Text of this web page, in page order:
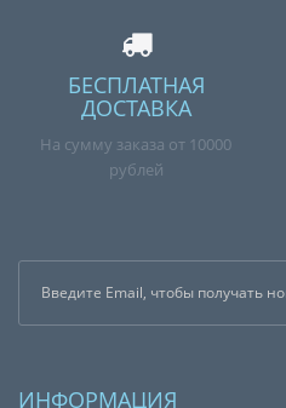
БЕСПЛАТНАЯ
ДОСТАВКА
На сумму заказа от 10000
рублей
ИНФОРМАЦИЯ